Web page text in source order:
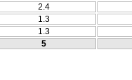
2.4
1.3
1.3
5